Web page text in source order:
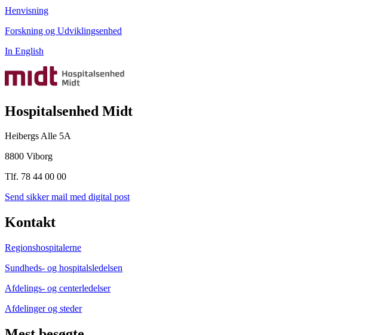
Henvisning
Forskning og Udviklingsenhed
In English
Hospitalsenhed Midt
Heibergs Alle 5A
8800 Viborg
Tlf. 78 44 00 00
Send sikker mail med digital post
Kontakt
Regionshospitalerne
Sundheds- og hospitalsledelsen
Afdelings- og centerledelser
Afdelinger og steder